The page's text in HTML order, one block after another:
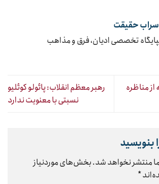
سراب حقیقت
‍پایگاه تخصصی ادیان، فرق و مذاهب
مناظره
رهبر معظم انقلاب: پائولو کوئلیو
نسبتی با معنویت ندارد
بنویسید
منتشر نخواهد شد.بخش‌های موردنیاز
*